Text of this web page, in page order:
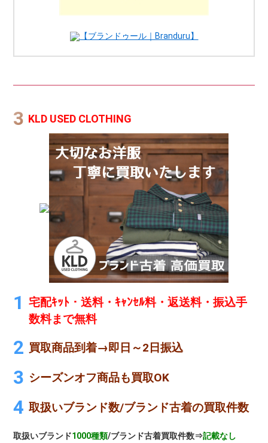
【ブランドゥール｜Branduru】
KLD USED CLOTHING
宅配ｷｯﾄ・送料・ｷｬﾝｾﾙ料・返送料・振込手
数料まで無料
買取商品到着→即日～2日振込
シーズンオフ商品も買取OK
取扱いブランド数/ブランド古着の買取件数
取扱いブランド1000種類/ブランド古着買取件数⇒記載なし